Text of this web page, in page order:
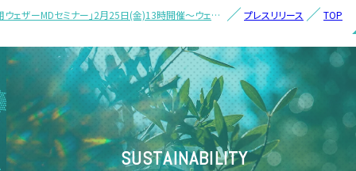
TOP
プレスリリース
ウェザーMDセミナー」2月25日(金)13時開催～ウェザ
SUSTAINABILITY